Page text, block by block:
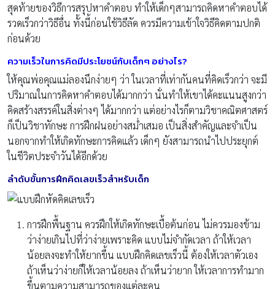
สุดท้ายของวิธีการสรุปหาคำตอบ ทำให้เด็กๆสามารถคิดหาคำตอบได้
รวดเร็วกว่าวิธีอื่น ทั้งนี้ก่อนใช้วิธีลัด ควรมีความเข้าใจวิธีคิดตามปกติ
ก่อนด้วย
ความเร็วในการคิดมีประโยชน์กับเด็กๆ อย่างไร?
ให้คุณพ่อคุณแม่ลองนึกง่ายๆ ว่า ในเวลาที่เท่ากันคนที่คิดเร็วกว่า จะมี
ปริมาณในการคิดหาคำตอบได้มากกว่า นั่นทำให้เขาได้คะแนนสูงกว่า
คิดสร้างสรรค์ในสิ่งต่างๆ ได้มากกว่า แต่อย่างไรก็ตามวิชาคณิตศาสตร์
ก็เป็นวิชาทักษะ การฝึกฝนอย่างสม่ำเสมอ เป็นสิ่งสำคัญและจำเป็น
นอกจากทำให้เกิดทักษะการคิดแล้ว เด็กๆ ยังสามารถนำไปประยุกต์
ในชีวิตประจำวันได้อีกด้วย
ลำดับขั้นการฝึกคิดเลขเร็วสำหรับเด็ก
การฝึกพื้นฐาน ควรฝึกให้เกิดทักษะเบื้อต้นก่อน ไม่ควรมองข้าม
ว่าง่ายเกินไปที่ว่าง่ายเพราะคิด แบบไม่จำกัดเวลา ถ้าให้เวลา
น้อยลงจะทำให้ยากขึ้น แบบฝึกคิดเลขเร็วนี้ ต้องให้เวลาตัวเอง
ถ้าเห็นว่าง่ายก็ให้เวลาน้อยลง ถ้าเห็นว่ายาก ให้เวลาการทำมาก
ขึ้นตามความสามารถของแต่ละคน